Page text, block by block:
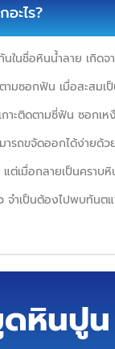
ะไร?
ในชื่อหินน้ำลาย เกิดจ
ามซอกฟัน เมื่อสะสมเป็
กาะติดตามซี่ฟัน ซอกเ
ารถขจัดออกได้ง่ายด้
ต่เมื่อกลายเป็นคราบ
จำเป็นต้องไปพบทันต
หินปูน